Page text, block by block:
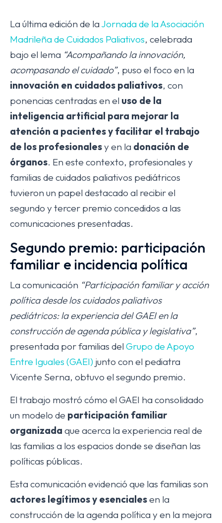
La última edición de la Jornada de la Asociación
Madrileña de Cuidados Paliativos, celebrada
bajo el lema “Acompañando la innovación,
acompasando el cuidado”, puso el foco en la
innovación en cuidados paliativos, con
ponencias centradas en el uso de la
inteligencia artificial para mejorar la
atención a pacientes y facilitar el trabajo
de los profesionalesy en la donación de
órganos. En este contexto, profesionales y
familias de cuidados paliativos pediátricos
tuvieron un papel destacado al recibir el
segundo y tercer premio concedidos a las
comunicaciones presentadas.
Segundo premio: participación
familiar e incidencia política
La comunicación “Participación familiar y acción
política desde los cuidados paliativos
pediátricos: la experiencia del GAEI en la
construcción de agenda pública y legislativa”,
presentada por familias del Grupo de Apoyo
Entre Iguales (GAEI) junto con el pediatra
Vicente Serna, obtuvo el segundo premio.
El trabajo mostró cómo el GAEI ha consolidado
un modelo de participación familiar
organizada que acerca la experiencia real de
las familias a los espacios donde se diseñan las
políticas públicas.
Esta comunicación evidenció que las familias son
actores legítimos y esencialesen la
construcción de la agenda política y en la mejora